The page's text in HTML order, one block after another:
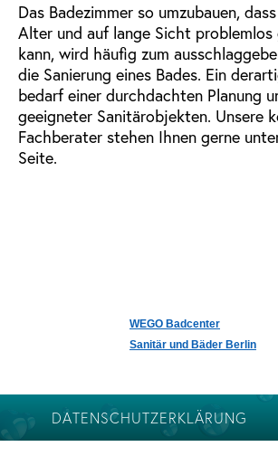
Das Badezimmer so umzubauen,
Alter und auf lange Sicht
kann, wird häufig zum
die Sanierung eines Bades. Ein
bedarf einer durchdachten Planung
geeigneter Sanitärobjekten. Unsere
Fachberater stehen Ihnen gerne
Seite.
WEGO Badcenter
Sanitär und Bäder Berlin
DATENSCHUTZERKLÄRUNG